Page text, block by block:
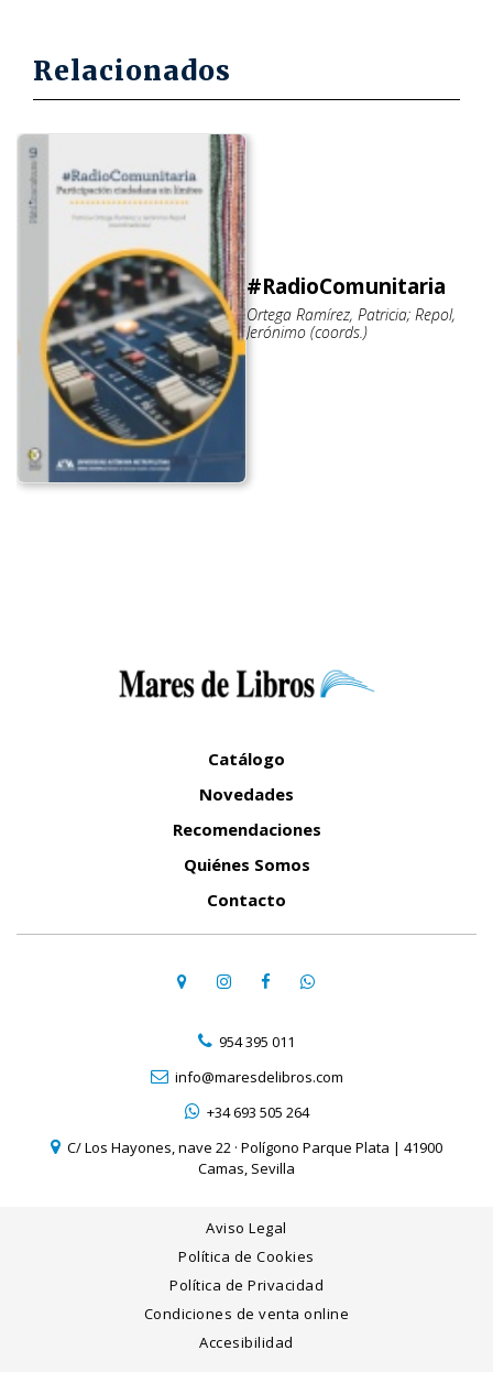
Relacionados
#RadioComunitaria
Ortega Ramírez, Patricia; Repol,
Jerónimo (coords.)
Catálogo
Novedades
Recomendaciones
Quiénes Somos
Contacto
954 395 011
info@maresdelibros.com
+34 693 505 264
C/ Los Hayones, nave 22 · Polígono Parque Plata | 41900
Camas, Sevilla
Aviso Legal
Política de Cookies
Política de Privacidad
Condiciones de venta online
Accesibilidad